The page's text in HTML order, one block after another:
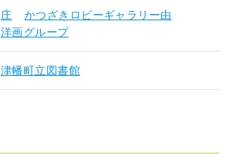
庄
かつざきロビーギャラリー由
洋画グループ
津幡町立図書館